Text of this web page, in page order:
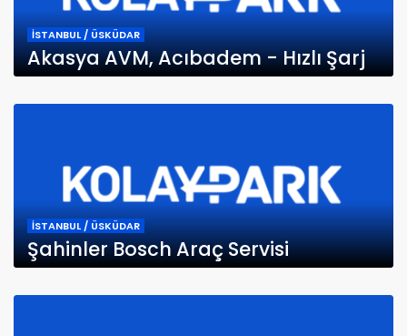
İSTANBUL / ÜSKÜDAR
Akasya AVM, Acıbadem - Hızlı Şarj
İSTANBUL / ÜSKÜDAR
Şahinler Bosch Araç Servisi